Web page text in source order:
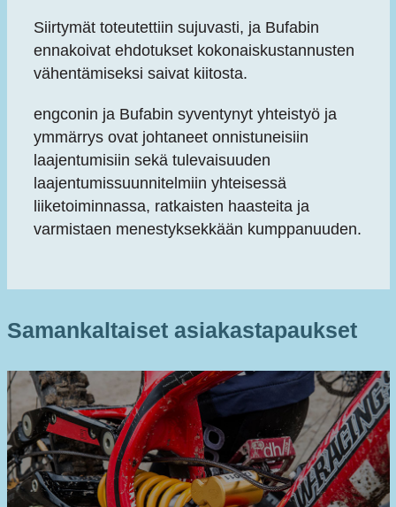
Siirtymät toteutettiin sujuvasti, ja Bufabin
ennakoivat ehdotukset kokonaiskustannusten
vähentämiseksi saivat kiitosta.
engconin ja Bufabin syventynyt yhteistyö ja
ymmärrys ovat johtaneet onnistuneisiin
laajentumisiin sekä tulevaisuuden
laajentumissuunnitelmiin yhteisessä
liiketoiminnassa, ratkaisten haasteita ja
varmistaen menestyksekkään kumppanuuden.
Samankaltaiset asiakastapaukset